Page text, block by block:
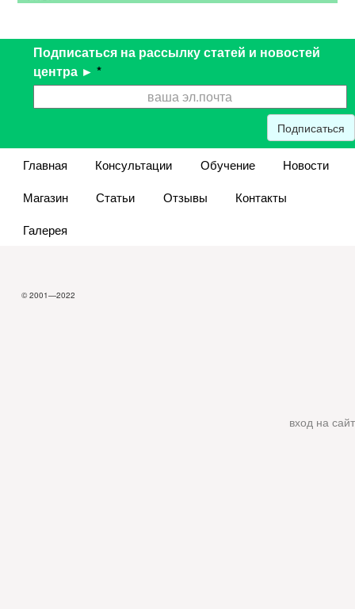
Подписаться на рассылку статей и новостей
центра ► *
Подписаться
Главная Консультации Обучение
Новости
Магазин
Статьи Отзывы
Контакты
Галерея
© 2001—2022
вход на сайт